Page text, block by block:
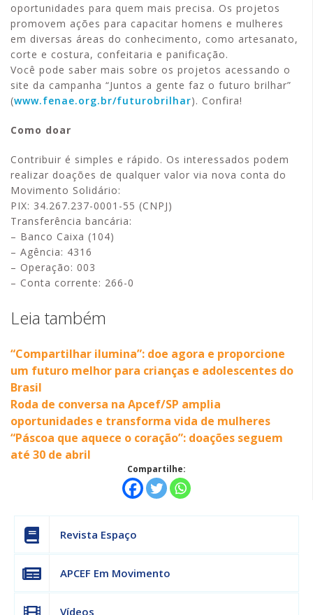
oportunidades para quem mais precisa. Os projetos
promovem ações para capacitar homens e mulheres
em diversas áreas do conhecimento, como artesanato,
corte e costura, confeitaria e panificação.
Você pode saber mais sobre os projetos acessando o
site da campanha “Juntos a gente faz o futuro brilhar”
(www.fenae.org.br/futurobrilhar). Confira!
Como doar
Contribuir é simples e rápido. Os interessados podem
realizar doações de qualquer valor via nova conta do
Movimento Solidário:
PIX: 34.267.237-0001-55 (CNPJ)
Transferência bancária:
– Banco Caixa (104)
– Agência: 4316
– Operação: 003
– Conta corrente: 266-0
Leia também
“Compartilhar ilumina”: doe agora e proporcione
um futuro melhor para crianças e adolescentes do
Brasil
Roda de conversa na Apcef/SP amplia
oportunidades e transforma vida de mulheres
“Páscoa que aquece o coração”: doações seguem
até 30 de abril
Compartilhe:
Revista Espaço
APCEF Em Movimento
Vídeos